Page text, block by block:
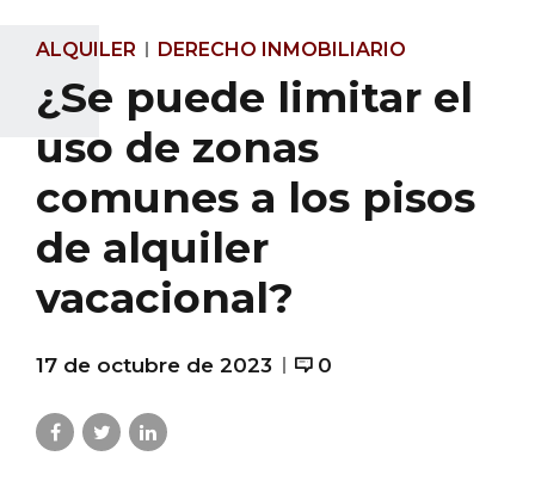
ALQUILER DERECHO INMOBILIARIO
¿Se puede limitar el
uso de zonas
comunes a los pisos
de alquiler
vacacional?
17 de octubre de 2023 0